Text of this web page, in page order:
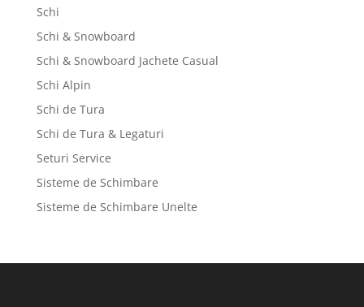
Schi
Schi & Snowboard
Schi & Snowboard Jachete Casual
Schi Alpin
Schi de Tura
Schi de Tura & Legaturi
Seturi Service
Sisteme de Schimbare
Sisteme de Schimbare Unelte